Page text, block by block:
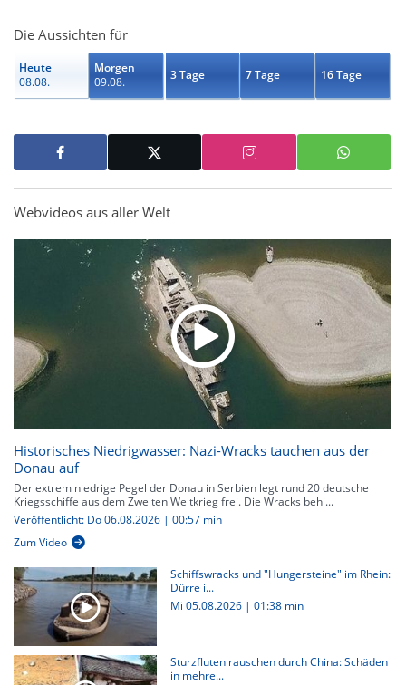
Die Aussichten für
Heute
08.08.
Morgen
09.08.
3 Tage 7 Tage 16 Tage
Webvideos aus aller Welt
Historisches Niedrigwasser: Nazi-Wracks tauchen aus der
Donau auf
Der extrem niedrige Pegel der Donau in Serbien legt rund 20 deutsche
Kriegsschiffe aus dem Zweiten Weltkrieg frei. Die Wracks behi...
Veröffentlicht: Do 06.08.2026 | 00:57 min
Zum Video
Schiffswracks und "Hungersteine" im Rhein:
Dürre i...
Mi 05.08.2026 | 01:38 min
Sturzfluten rauschen durch China: Schäden
in mehre...